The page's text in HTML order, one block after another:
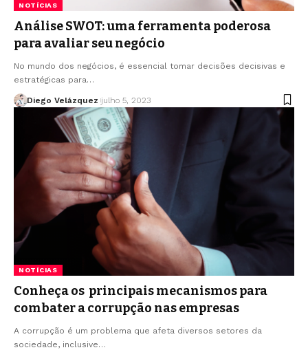
NOTÍCIAS
Análise SWOT: uma ferramenta poderosa
para avaliar seu negócio
No mundo dos negócios, é essencial tomar decisões decisivas e
estratégicas para…
Diego Velázquez julho 5, 2023
NOTÍCIAS
Conheça os principais mecanismos para
combater a corrupção nas empresas
A corrupção é um problema que afeta diversos setores da
sociedade, inclusive…